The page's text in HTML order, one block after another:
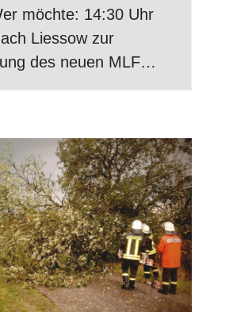
möchte: 14:30 Uhr
Liessow zur
des neuen MLF…